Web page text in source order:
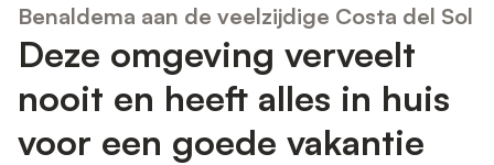
Benaldema aan de veelzijdige Costa del Sol
Deze omgeving verveelt
nooit en heeft alles in huis
voor een goede vakantie